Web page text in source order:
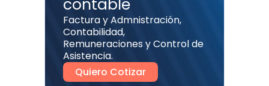
contable
Factura y Admnistración,
Contabilidad,
Remuneraciones y Control de
Asistencia.
Quiero Cotizar